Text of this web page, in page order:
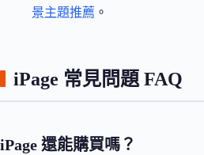
景主題推薦 。
iPage 常見問題 FAQ
iPage 還能購買嗎？